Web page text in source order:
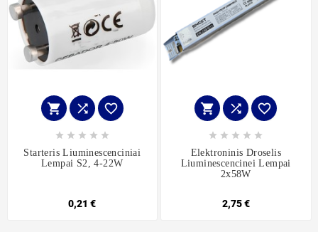
  
    
Starteris Liuminescenciniai
Lempai S2, 4-22W
0,21 €
  
    
Elektroninis Droselis
Liuminescencinei Lempai
2x58W
2,75 €